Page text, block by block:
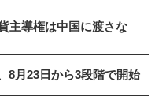
主導権は中国に渡さな
8月23日から3段階で開始